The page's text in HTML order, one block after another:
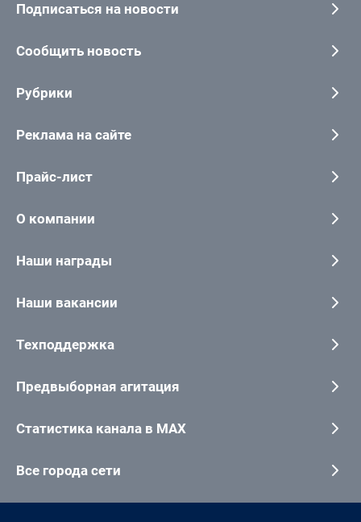
Подписаться на новости
Сообщить новость
Рубрики
Реклама на сайте
Прайс-лист
О компании
Наши награды
Наши вакансии
Техподдержка
Предвыборная агитация
Статистика канала в MAX
Все города сети